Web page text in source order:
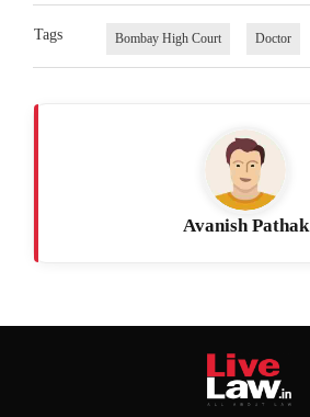
Tags Bombay High Court Doctor
Avanish Pathak